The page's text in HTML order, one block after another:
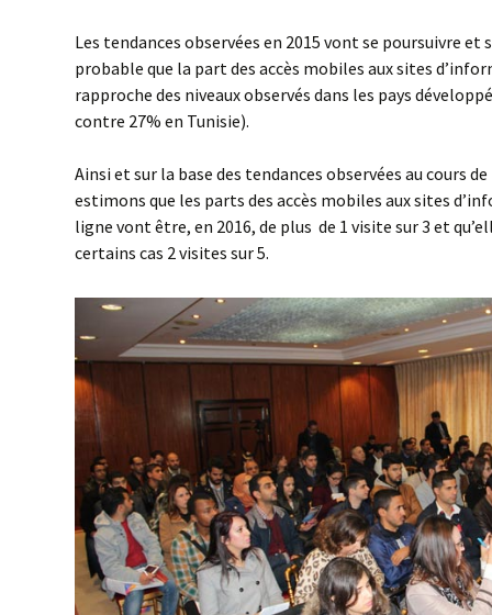
Les tendances observées en 2015 vont se poursuivre et
probable que la part des accès mobiles aux sites
rapproche des niveaux observés dans les pays
contre 27% en Tunisie).
Ainsi et sur la base des tendances observées au cours
estimons que les parts des accès mobiles aux sites
ligne vont être, en 2016, de plus de 1 visite sur 3 et
certains cas 2 visites sur 5.